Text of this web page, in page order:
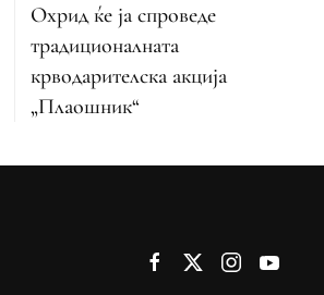
Охрид ќе ја спроведе
традиционалната
крводарителска акција
„Плаошник“